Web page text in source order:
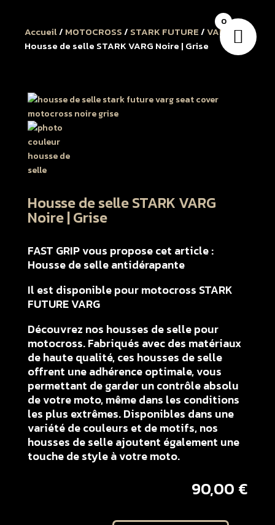
Accueil/ MOTOCROSS/ STARK FUTURE/VARG
/
Housse de selle STARK VARG Noire | Grise
Housse de selle STARK VARG
Noire | Grise
FAST GRIP vous propose cet article :
Housse de selle antidérapante
Il est disponible pour motocross STARK
FUTURE VARG
Découvrez nos housses de selle pour
motocross. Fabriqués avec des matériaux
de haute qualité, ces housses de selle
offrent une adhérence optimale, vous
permettant de garder un contrôle absolu
de votre moto, même dans les conditions
les plus extrêmes. Disponibles dans une
variété de couleurs et de motifs, nos
housses de selle ajoutent également une
touche de style à votre moto.
90,00 €
0